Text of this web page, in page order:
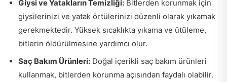
Giysi ve Yatakların Temizliği: Bitlerden korunmak için
giysilerinizi ve yatak örtülerinizi düzenli olarak yıkamak
gerekmektedir. Yüksek sıcaklıkta yıkama ve ütüleme,
bitlerin öldürülmesine yardımcı olur.
Saç Bakım Ürünleri: Doğal içerikli saç bakım ürünleri
kullanmak, bitlerden korunma açısından faydalı olabilir.